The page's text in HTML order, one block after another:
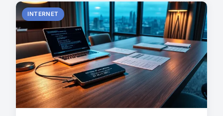
INTERNET